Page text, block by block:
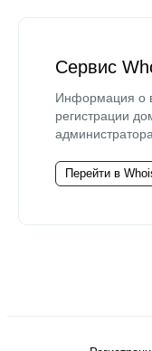
Сервис
Информация о
регистрации
администратора.
Перейти в